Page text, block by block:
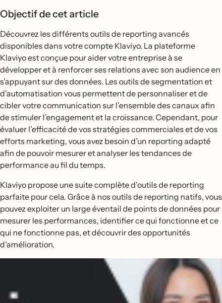
Objectif de cet article
Découvrez les différents outils de reporting avancés
disponibles dans votre compte Klaviyo. La plateforme
Klaviyo est conçue pour aider votre entreprise à se
développer et à renforcer ses relations avec son audience en
s’appuyant sur des données. Les outils de segmentation et
d’automatisation vous permettent de personnaliser et de
cibler votre communication sur l’ensemble des canaux afin
de stimuler l’engagement et la croissance. Cependant, pour
évaluer l’efficacité de vos stratégies commerciales et de vos
efforts marketing, vous avez besoin d’un reporting adapté
afin de pouvoir mesurer et analyser les tendances de
performance au fil du temps.
Klaviyo propose une suite complète d’outils de reporting
parfaite pour cela. Grâce à nos outils de reporting natifs, vous
pouvez exploiter un large éventail de points de données pour
mesurer les performances, identifier ce qui fonctionne et ce
qui ne fonctionne pas, et découvrir des opportunités
d’amélioration.